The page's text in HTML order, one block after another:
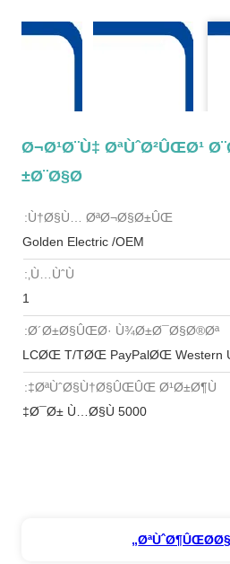
Ø¬Ø¹Ø¨Ù‡ ØªÙˆØ²ÛŒØ¹
Ø¨Ø§Ø±
Ù†Ø§Ù… ØªØ¬Ø§Ø±ÛŒ:
Golden Electric /OEM
Ù…ÙˆÙ‚:
1
Ø´Ø±Ø§ÛŒØ· Ù¾Ø±Ø¯Ø§Ø®Øª:
LCØŒ T/TØŒ PayPalØŒ Western
ØªÙˆØ§Ù†Ø§ÛŒÛŒ Ø¹Ø±Ø¶Ù‡:
5000 Ø¯Ø± Ù…Ø§Ù‡